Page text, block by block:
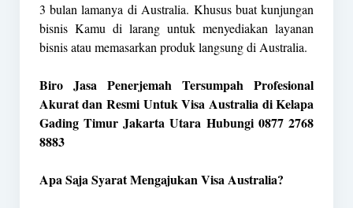
3 bulan lamanya di Australia. Khusus buat kunjungan
bisnis Kamu di larang untuk menyediakan layanan
bisnis atau memasarkan produk langsung di Australia.
Biro Jasa Penerjemah Tersumpah Profesional
Akurat dan Resmi Untuk Visa Australia di Kelapa
Gading Timur Jakarta Utara Hubungi 0877 2768
8883
Apa Saja Syarat Mengajukan Visa Australia?